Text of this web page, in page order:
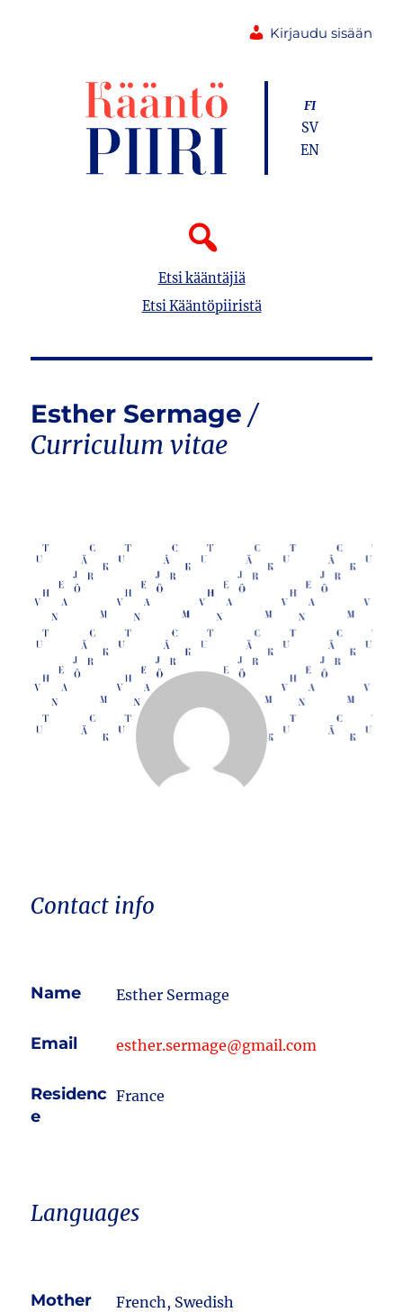
Kirjaudu sisään
Etsi kääntäjiä
Etsi Kääntöpiiristä
FI
SV
EN
Esther Sermage
Contact info
Name Esther Sermage
Email esther.sermage@gmail.com
Residenc
e
France
Languages
Mother
French, Swedish